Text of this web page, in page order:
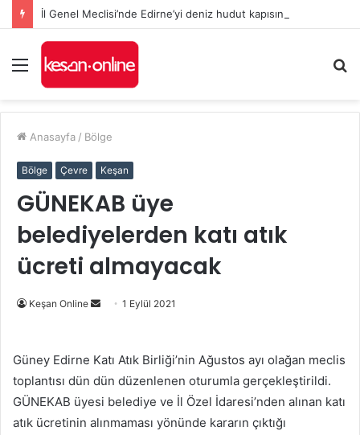
Menü
...
Anasayfa / Bölge
Bölge Çevre Keşan
GÜNEKAB üye
belediyelerden katı atık
ücreti almayacak
Keşan Online
Bir
göndermek
1 Eylül 2021
Güney Edirne Katı Atık Birliği’nin Ağustos ayı olağan meclis
toplantısı dün dün düzenlenen oturumla gerçekleştirildi.
GÜNEKAB üyesi belediye ve İl Özel İdaresi’nden alınan katı
atık ücretinin alınmaması yönünde kararın çıktığı